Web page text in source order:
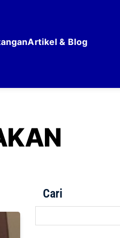
Artikel & Blog
Cari